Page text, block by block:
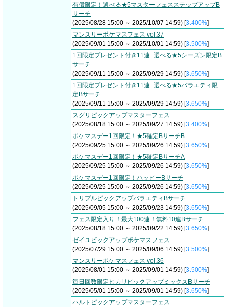
有償限定！選べる★5マスターフェスステップアップB
サーチ
(2025/08/28 15:00 ～ 2025/10/07 14:59) [3.400%]
マンスリーポケマスフェス vol.37
(2025/09/01 15:00 ～ 2025/10/01 14:59) [3.500%]
1回限定プレゼント付き11連+選べる★5シーズン限定B
サーチ
(2025/09/11 15:00 ～ 2025/09/29 14:59) [3.650%]
1回限定プレゼント付き11連+選べる★5バラエティ限
定Bサーチ
(2025/09/11 15:00 ～ 2025/09/29 14:59) [3.650%]
スグリピックアップマスターフェス
(2025/08/18 15:00 ～ 2025/09/27 14:59) [3.400%]
ポケマスデー1回限定！★5確定BサーチB
(2025/09/25 15:00 ～ 2025/09/26 14:59) [3.650%]
ポケマスデー1回限定！★5確定BサーチA
(2025/09/25 15:00 ～ 2025/09/26 14:59) [3.650%]
ポケマスデー1回限定！ハッピーBサーチ
(2025/09/25 15:00 ～ 2025/09/26 14:59) [3.650%]
トリプルピックアップバラエティBサーチ
(2025/09/05 15:00 ～ 2025/09/23 14:59) [3.650%]
フェス限定入り！最大100連！無料10連Bサーチ
(2025/08/18 15:00 ～ 2025/09/22 14:59) [3.650%]
ゼイユピックアップポケマスフェス
(2025/07/29 15:00 ～ 2025/09/06 14:59) [3.500%]
マンスリーポケマスフェス vol.36
(2025/08/01 15:00 ～ 2025/09/01 14:59) [3.500%]
毎日回数限定ヒカリピックアップミックスBサーチ
(2025/05/01 15:00 ～ 2025/09/01 14:59) [3.650%]
ハルトピックアップマスターフェス